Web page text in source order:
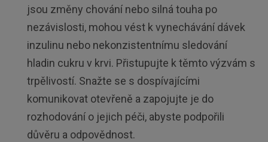
jsou změny chování nebo silná touha po
nezávislosti, mohou vést k vynechávání dávek
inzulinu nebo nekonzistentnímu sledování
hladin cukru v krvi. Přistupujte k těmto výzvám s
trpělivostí. Snažte se s dospívajícími
komunikovat otevřeně a zapojujte je do
rozhodování o jejich péči, abyste podpořili
důvěru a odpovědnost.